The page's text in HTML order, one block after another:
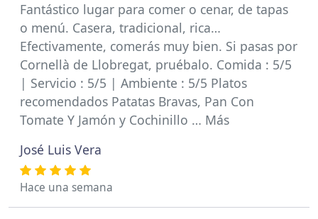
Fantástico lugar para comer o cenar, de tapas
o menú. Casera, tradicional, rica…
Efectivamente, comerás muy bien. Si pasas por
Cornellà de Llobregat, pruébalo. Comida : 5/5
| Servicio : 5/5 | Ambiente : 5/5 Platos
recomendados Patatas Bravas, Pan Con
Tomate Y Jamón y Cochinillo … Más
José Luis Vera
Hace una semana